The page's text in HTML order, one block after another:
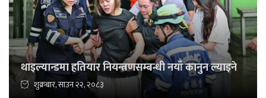
थाइल्यान्डमा हतियार नियन्त्रणसम्बन्धी नयाँ कानुन ल्याइने
शुक्रबार, साउन २२, २०८३